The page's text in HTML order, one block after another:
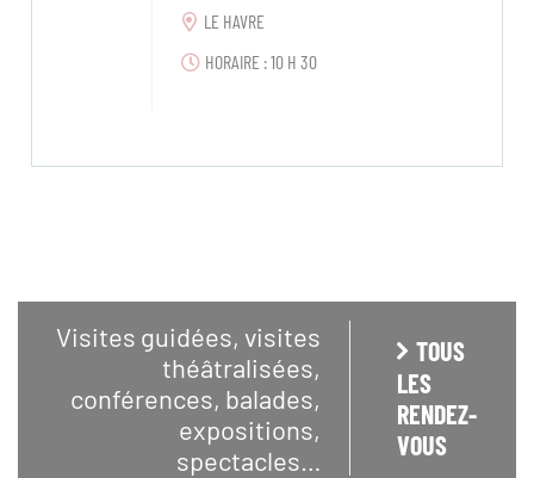
LE HAVRE
HORAIRE : 10 H 30
Visites guidées, visites
théâtralisées,
conférences, balades,
expositions,
spectacles…
TOUS
LES
RENDEZ-
VOUS